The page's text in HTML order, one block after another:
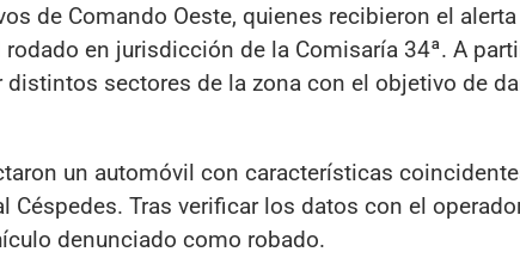
de Comando Oeste, quienes recibieron el alerta
en jurisdicción de la Comisaría 34ª. A
sectores de la zona con el objetivo de
un automóvil con características
Céspedes. Tras verificar los datos con el
denunciado como robado.